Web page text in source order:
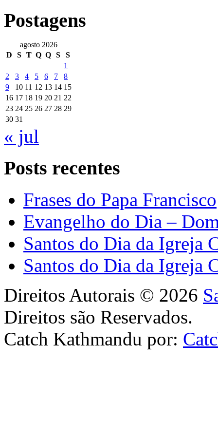
Postagens
agosto 2026
D
S T Q Q S
S
1
2
3 4 5 6 7
8
9
10 11 12 13 14 15
16 17 18 19 20 21 22
23 24 25 26 27 28 29
30 31
« jul
Posts recentes
Frases do Papa Francisco
Evangelho do Dia –
Santos do Dia da Igreja
Santos do Dia da Igreja
Direitos Autorais © 2026
Direitos são Reservados.
Catch Kathmandu por: